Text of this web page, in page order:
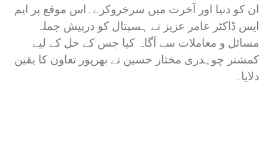
ان کو دنیا اور آخرت میں سرخروکرے۔اس موقع پر ایم
ایس ڈاکٹر عامر عزیز نے ہسپتال کو درپیش جملہ
مسائل و معاملات سے آگاہ کیا جس کے حل کے لیے
کمشنر چوہدری مختار حسین نے بھرپور تعاون کا یقین
دلایا۔